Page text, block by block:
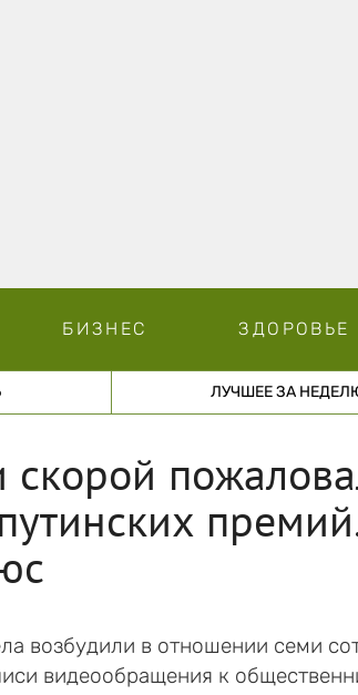
БИЗНЕС ЗДОРОВЬЕ
ЛУЧШЕЕ ЗА
скорой
возбудили в отношении семи
видеообращения к